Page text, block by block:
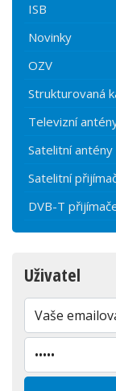
ISB
Novinky
OZV
Strukturovaná
Televizní
Satelitní
Satelitní
DVB-T
Uživatel